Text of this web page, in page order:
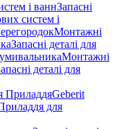
і ваннЗапасні
систем і
Монтажні
Запасні деталі для
Монтажні
деталі для
ПриладдяGeberit
для